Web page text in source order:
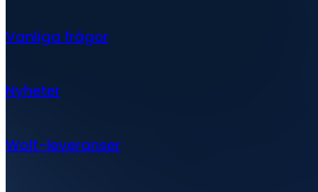
Vanliga frågor
Nyheter
Wolt-leveranser